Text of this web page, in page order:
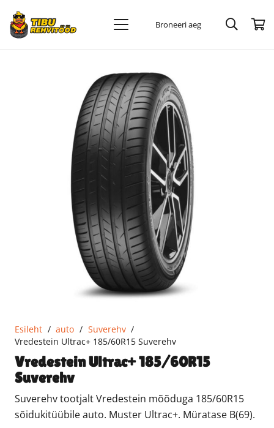
Broneeri aeg
Esileht / auto / Suverehv /
Vredestein Ultrac+ 185/60R15 Suverehv
Vredestein Ultrac+ 185/60R15
Suverehv
Suverehv tootjalt Vredestein mõõduga 185/60R15
sõidukitüübile auto. Muster Ultrac+. Müratase B(69).